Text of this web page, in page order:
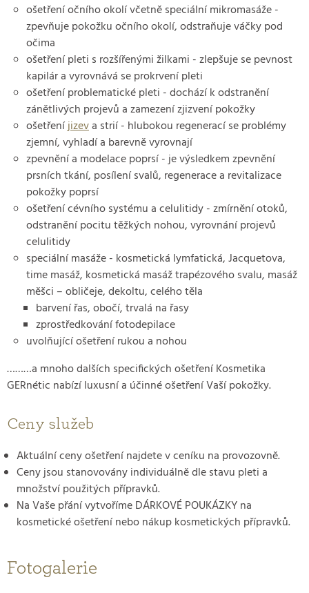
ošetření očního okolí včetně speciální mikromasáže -
zpevňuje pokožku očního okolí, odstraňuje váčky pod
očima
ošetření pleti s rozšířenými žilkami - zlepšuje se pevnost
kapilár a vyrovnává se prokrvení pleti
ošetření problematické pleti - dochází k odstranění
zánětlivých projevů a zamezení zjizvení pokožky
ošetřeníjizeva strií - hlubokou regenerací se problémy
zjemní, vyhladí a barevně vyrovnají
zpevnění a modelace poprsí - je výsledkem zpevnění
prsních tkání, posílení svalů, regenerace a revitalizace
pokožky poprsí
ošetření cévního systému a celulitidy - zmírnění otoků,
odstranění pocitu těžkých nohou, vyrovnání projevů
celulitidy
speciální masáže - kosmetická lymfatická, Jacquetova,
time masáž, kosmetická masáž trapézového svalu, masáž
měšci – obličeje, dekoltu, celého těla
barvení řas, obočí, trvalá na řasy
zprostředkování fotodepilace
uvolňující ošetření rukou a nohou
………a mnoho dalších specifických ošetření Kosmetika
GERnétic nabízí luxusní a účinné ošetření Vaší pokožky.
Ceny služeb
Aktuální ceny ošetření najdete v ceníku na provozovně.
Ceny jsou stanovovány individuálně dle stavu pleti a
množství použitých přípravků.
Na Vaše přání vytvoříme DÁRKOVÉ POUKÁZKY na
kosmetické ošetření nebo nákup kosmetických přípravků.
Fotogalerie